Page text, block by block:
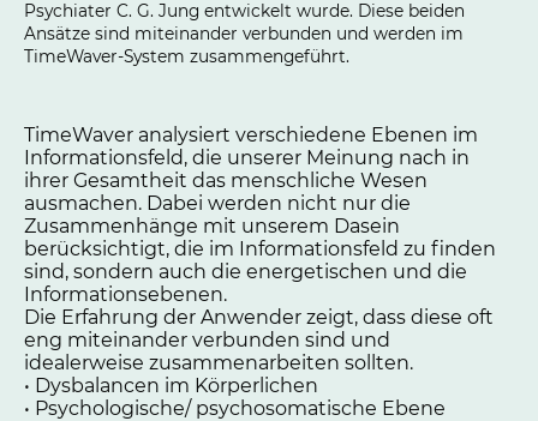
Psychiater C. G. Jung entwickelt wurde. Diese beiden
Ansätze sind miteinander verbunden und werden im
TimeWaver-System zusammengeführt.
TimeWaver analysiert verschiedene Ebenen im
Informationsfeld, die unserer Meinung nach in
ihrer Gesamtheit das menschliche Wesen
ausmachen. Dabei werden nicht nur die
Zusammenhänge mit unserem Dasein
berücksichtigt, die im Informationsfeld zu finden
sind, sondern auch die energetischen und die
Informationsebenen.
Die Erfahrung der Anwender zeigt, dass diese oft
eng miteinander verbunden sind und
idealerweise zusammenarbeiten sollten.
• Dysbalancen im Körperlichen
• Psychologische/ psychosomatische Ebene